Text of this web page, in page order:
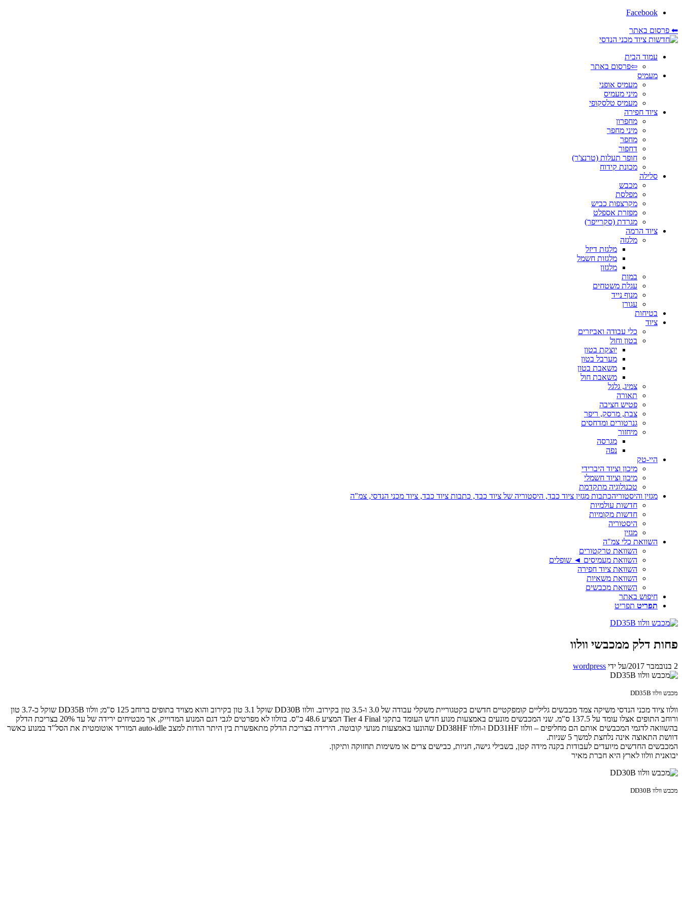
Facebook
⬅ פרסום באתר
עמוד הבית
⇦פרסום באתר
מעמיס
מעמיס אופני
מיני מעמיס
מעמיס טלסקופי
ציוד חפירה
מחפרון
מיני מחפר
מחפר
דחפור
חופר תעלות (טרנצ'ר)
מכונת קידוח
סלילה
מכבש
מפלסת
מקרצפות כביש
מפזרת אספלט
מגרדת (סקרייפר)
ציוד הרמה
מלגזה
מלגזת דיזל
מלגזות חשמל
מלגזון
במות
עגלת משטחים
מנוף נייד
עגורן
בטיחות
ציוד
כלי עבודה ואביזרים
בטון וחול
יוצקת בטון
מערבל בטון
משאבת בטון
משאבת חול
צמיג, גלגל
תאורה
פטיש חציבה
צבת, מרסק, ריפר
גנרטורים ומדחסים
מיחזור
מגרסה
נפה
היי-טק
מיכון וציוד היברידי
מיכון וציוד חשמלי
טכנולוגיה מתקדמת
מגזין והיסטוריהכתבות מגזין ציוד כבד, היסטוריה של ציוד כבד, כתבות ציוד כבד, ציוד מכני הנדסי, צמ"ה
חדשות עולמיות
חדשות מקומיות
היסטוריה
מגזין
השוואת כלי צמ"ה
השוואת טרקטורים
השוואת מעמיסים ◄ שופלים
השוואת ציוד חפירה
השוואת משאיות
השוואת מכבשים
חיפוש באתר
תפריט תפריט
פחות דלק ממכבשי וולוו
2 בנובמבר 2017 /על ידי wordpress
מכבש וולוו DD35B
וולוו ציוד מכני הנדסי משיקה צמד מכבשים גליליים קומפקטיים חדשים בקטגוריית משקלי עבודה של 3.0 ו-3.5 טון בקירוב. וולוו DD30B שוקל 3.1 טון בקירוב והוא מצויד בתופים ברוחב 125 ס"מ; וולוו DD35B שוקל כ-3.7 טון
ורוחב התופים אצלו עומד על 137.5 ס"מ. שני המכבשים מונעים באמצעות מנוע חדש העומד בתקני Tier 4 Final המציע 48.6 כ"ס. בוולוו לא מפרטים לגבי דגם המנוע המדוייק, אך מבטיחים ירידה של עד 20% בצריכת הדלק
בהשוואה לדגמי המכבשים אותם הם מחליפים – וולוו DD31HF ו-וולוו DD38HF שהונעו באמצעות מנועי קובוטה. הירידה בצריכת הדלק מתאפשרת בין היתר הודות למצב auto-idle המוריד אוטומטית את הסל"ד במנוע כאשר
דוושת התאוצה אינה נלחצת למשך 5 שניות.
המכבשים החדשים מיועדים לעבודות בקנה מידה קטן, בשבילי גישה, חניות, כבישים צרים או משימות תחזוקה ותיקון.
יבואנית וולוו לארץ היא חברת מאיר
מכבש וולוו DD30B